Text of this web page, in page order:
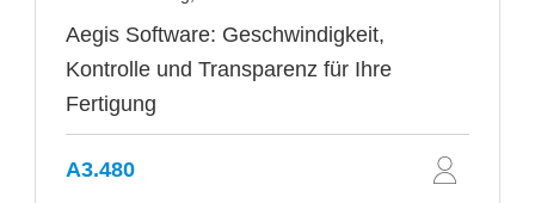
Aegis Software: Geschwindigkeit,
Kontrolle und Transparenz für Ihre
Fertigung
A3.480